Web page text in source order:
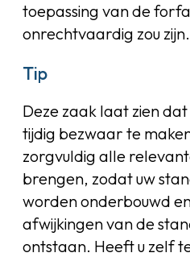
toepassing van de
onrechtvaardig zou zijn.
Tip
Deze zaak laat zien
tijdig bezwaar te
zorgvuldig alle
brengen, zodat uw
worden onderbouwd
afwijkingen van de
ontstaan. Heeft u zelf